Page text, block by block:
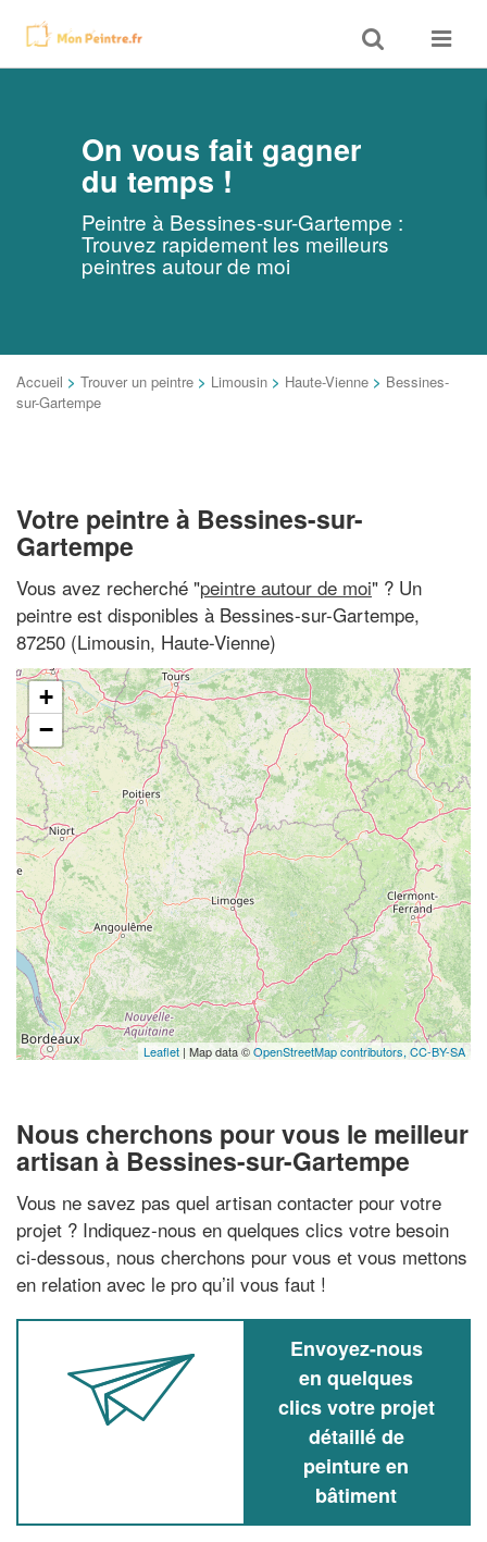
Toggle
search
Toggle
On vous fait gagner
du temps !
Peintre à Bessines-sur-Gartempe :
Trouvez rapidement les meilleurs
peintres autour de moi
Accueil > Trouver un peintre > Limousin > Haute-Vienne > Bessines-
sur-Gartempe
Votre peintre à Bessines-sur-
Gartempe
Vous avez recherché "peintre autour de moi" ? Un
peintre est disponibles à Bessines-sur-Gartempe,
87250 (Limousin, Haute-Vienne)
+
−
Leaflet | Map data ©OpenStreetMap contributors, CC-BY-SA
Nous cherchons pour vous le meilleur
artisan à Bessines-sur-Gartempe
Vous ne savez pas quel artisan contacter pour votre
projet ? Indiquez-nous en quelques clics votre besoin
ci-dessous, nous cherchons pour vous et vous mettons
en relation avec le pro qu’il vous faut !
Envoyez-nous
en quelques
clics votre projet
détaillé de
peinture en
bâtiment